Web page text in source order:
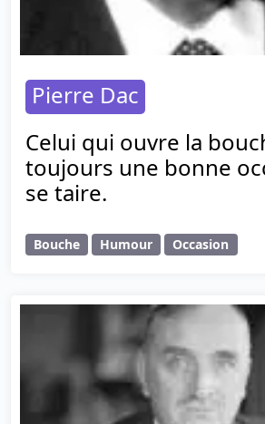
Pierre Dac
Celui qui ouvre la
toujours une bonne
se taire.
Bouche Humour Occasion